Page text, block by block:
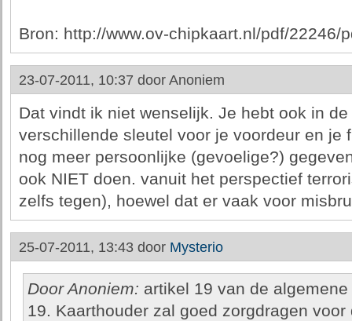
Bron: http://www.ov-chipkaart.nl/pdf/22246/
23-07-2011, 10:37 door Anoniem
Dat vindt ik niet wenselijk. Je hebt ook in
verschillende sleutel voor je voordeur en je
nog meer persoonlijke (gevoelige?)
ook NIET doen. vanuit het perspectief
zelfs tegen), hoewel dat er vaak voor
25-07-2011, 13:43 door Mysterio
Door Anoniem: artikel 19 van de
19. Kaarthouder zal goed zorgdragen